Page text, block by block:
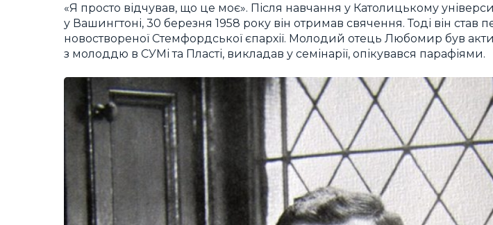
«Я просто відчував, що це моє». Після навчання у Католицькому
у Вашингтоні, 30 березня 1958 року він отримав свячення. Тоді він
новоствореної Стемфордської єпархії. Молодий отець Любомир був
з молоддю в СУМі та Пласті, викладав у семінарії, опікувався парафіями.